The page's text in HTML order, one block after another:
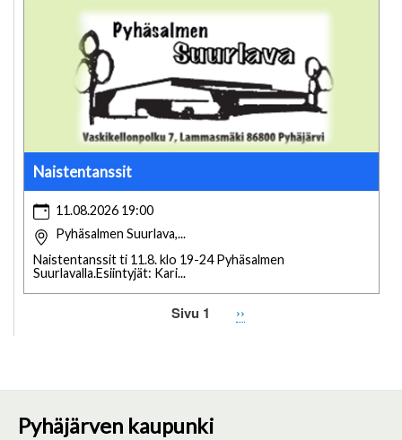
Naistentanssit
11.08.2026 19:00
Pyhäsalmen Suurlava,...
Naistentanssit ti 11.8. klo 19-24 Pyhäsalmen
Suurlavalla.Esiintyjät: Kari...
Sivu 1
Seuraava
››
Pyhäjärven kaupunki